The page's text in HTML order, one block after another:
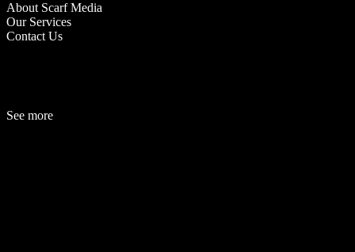
About Scarf Media
Our Services
Contact Us
See more